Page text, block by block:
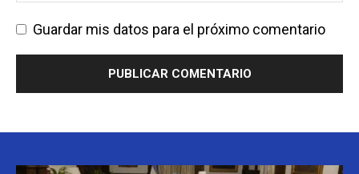
Guardar mis datos para el próximo comentario